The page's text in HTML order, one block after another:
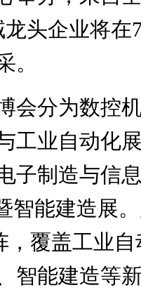
头企业将在
。
分为数控
工业自动化
子制造与信
智能建造展
，覆盖工业
智能建造等